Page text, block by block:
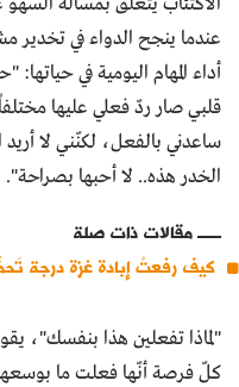
عندما ينجح الدواء في تخدير
أداء المهام اليومية في
قلبي صار ردّ فعلي عليها
ساعدني بالفعل، لكنّني لا أريد
الخدر هذه.. لا أحبها بصراحة".
مقالات ذات صلة
كيف رفعتْ إبادة غزة درجة
"لماذا تفعلين هذا بنفسك"،
كلّ فرصة أنّها فعلت ما